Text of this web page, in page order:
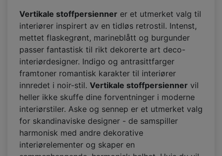
Vertikale stoffpersienner er et utmerket valg til
interiører inspirert av en tidløs retrostil. Intenst,
mettet flaskegrønt, marineblått og burgunder
passer fantastisk til rikt dekorerte art deco-
interiørdesigner. Indigo og antrasittfarger
framtoner romantisk karakter til interiører
innredet i noir-stil. Vertikale stoffpersienner vil
heller ikke skuffe dine forventninger i moderne
interiørstiler. Aske og sennep er et utmerket valg
for skandinaviske designer - de samspiller
harmonisk med andre dekorative
interiørelementer og skaper en